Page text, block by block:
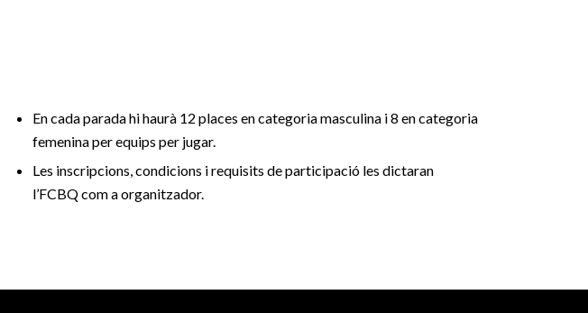
En cada parada hi haurà 12 places en categoria masculina i 8 en categoria
femenina per equips per jugar.
Les inscripcions, condicions i requisits de participació les dictaran
l’FCBQ com a organitzador.